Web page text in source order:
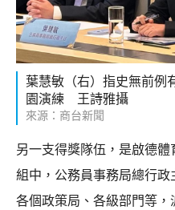
葉慧敏（右）指史無前例
園演練 王詩雅攝
來源：商台新聞
另一支得獎隊伍，是啟德
組中，公務員事務局總行
各個政策局、各級部門等，